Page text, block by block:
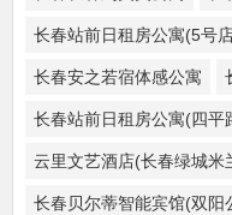
长春站前日租房公寓(5号
长春安之若宿体感公寓
长春站前日租房公寓(四平
云里文艺酒店(长春绿城米
长春贝尔蒂智能宾馆(双阳